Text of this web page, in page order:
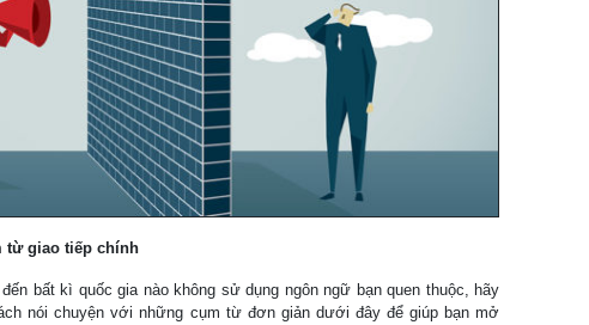
từ giao tiếp chính
bất kì quốc gia nào không sử dụng ngôn ngữ bạn quen thuộc, hãy
nói chuyện với những cụm từ đơn giản dưới đây để giúp bạn mở